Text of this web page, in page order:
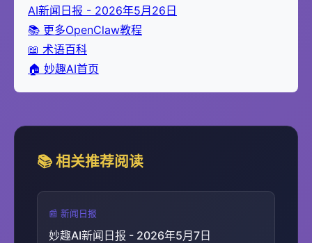
AI新闻日报 - 2026年5月26日
📚 更多OpenClaw教程
📖 术语百科
🏠 妙趣AI首页
📚 相关推荐阅读
📰 新闻日报
妙趣AI新闻日报 - 2026年5月7日